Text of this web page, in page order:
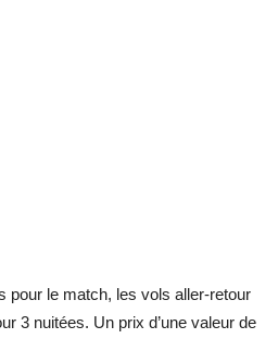
pour le match, les vols aller-retour
3 nuitées. Un prix d’une valeur de